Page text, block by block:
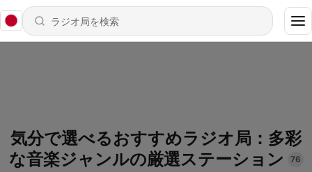
気分で選べるおすすめラジオ局：多彩
な音楽ジャンルの厳選ステーション
76